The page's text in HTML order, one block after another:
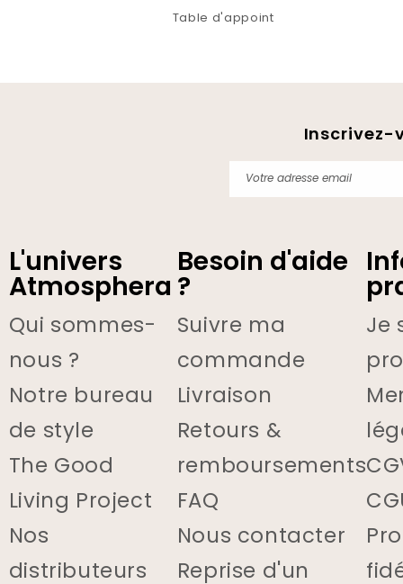
Table d'appoint
Inscrivez-
Votre adresse email
L'univers
Atmosphera
Qui sommes-
nous ?
Notre bureau
de style
The Good
Living Project
Nos
distributeurs
Besoin d'aide
?
Suivre ma
commande
Livraison
Retours &
remboursements
FAQ
Nous contacter
Reprise d'un
Je